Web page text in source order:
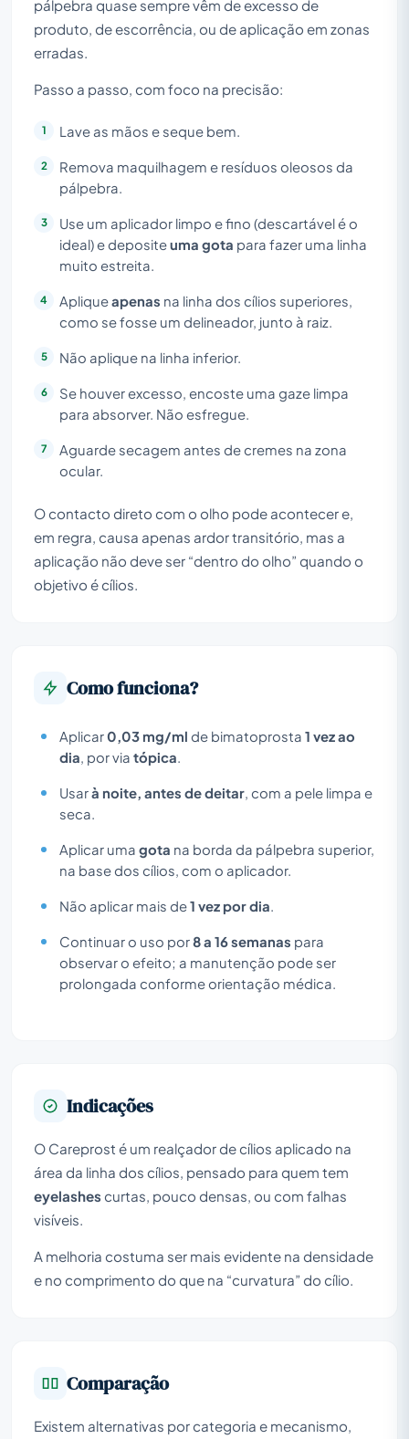
pálpebra quase sempre vêm de excesso de
produto, de escorrência, ou de aplicação em zonas
erradas.
Passo a passo, com foco na precisão:
Lave as mãos e seque bem.
Remova maquilhagem e resíduos oleosos da
pálpebra.
Use um aplicador limpo e fino (descartável é o
ideal) e depositeuma gota para fazer uma linha
muito estreita.
Apliqueapenas na linha dos cílios superiores,
como se fosse um delineador, junto à raiz.
Não aplique na linha inferior.
Se houver excesso, encoste uma gaze limpa
para absorver. Não esfregue.
Aguarde secagem antes de cremes na zona
ocular.
O contacto direto com o olho pode acontecer e,
em regra, causa apenas ardor transitório, mas a
aplicação não deve ser “dentro do olho” quando o
objetivo é cílios.
Como funciona?
Aplicar0,03 mg/ml de bimatoprosta 1 vez ao
dia , por via tópica
Usarà noite, antes de deitar , com a pele limpa e
seca.
Aplicar uma gota na borda da pálpebra superior,
na base dos cílios, com o aplicador.
Não aplicar mais de1 vez por dia
Continuar o uso por8 a 16 semanas para
observar o efeito; a manutenção pode ser
prolongada conforme orientação médica.
Indicações
O Careprost é um realçador de cílios aplicado na
área da linha dos cílios, pensado para quem tem
eyelashes curtas, pouco densas, ou com falhas
visíveis.
A melhoria costuma ser mais evidente na densidade
e no comprimento do que na “curvatura” do cílio.
Comparação
Existem alternativas por categoria e mecanismo,